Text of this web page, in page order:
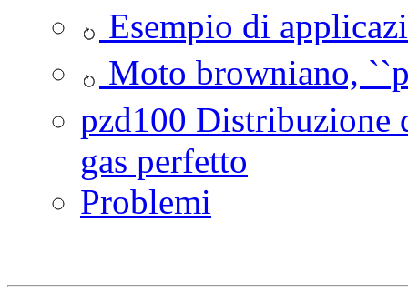
Esempio di
Moto browniano,
pzd100 Distribuzione
gas perfetto
Problemi